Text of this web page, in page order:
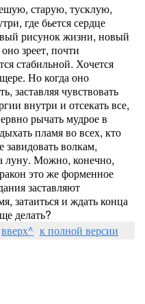
старую, тусклую,
где бьется сердце
рисунок жизни, новый
зреет, почти
стабильной. Хочется
Но когда оно
заставляя чувствовать
внутри и отсекать все,
рычать мудрое в
пламя во всех, кто
волкам,
луну. Можно, конечно,
это же форменное
заставляют
затаиться и ждать конца
делать?
вверх^ к полной версии